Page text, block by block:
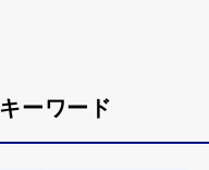
キーワード